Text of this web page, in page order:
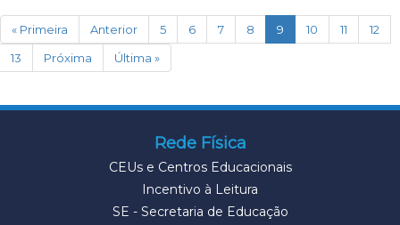
« Primeira Anterior 5 6 7 8 9 (current)
10 11
12
13
Próxima Última »
Rede Física
CEUs e Centros Educacionais
Incentivo à Leitura
SE - Secretaria de Educação